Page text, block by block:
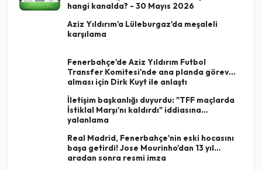
hangi kanalda? - 30 Mayıs 2026
Aziz Yıldırım'a Lüleburgaz'da meşaleli
karşılama
Fenerbahçe'de Aziz Yıldırım Futbol
Transfer Komitesi'nde ana planda görev
alması için Dirk Kuyt ile anlaştı
İletişim başkanlığı duyurdu: "TFF maçlarda
İstiklal Marşı'nı kaldırdı" iddiasına
yalanlama
Real Madrid, Fenerbahçe'nin eski hocasını
başa getirdi! Jose Mourinho'dan 13 yıl
aradan sonra resmi imza